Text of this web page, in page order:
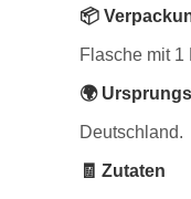
📦
Flasche mit 1
🌍
Deutschland.
🧾 Zutaten